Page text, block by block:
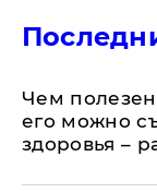
Чем полезен
его можно
здоровья –